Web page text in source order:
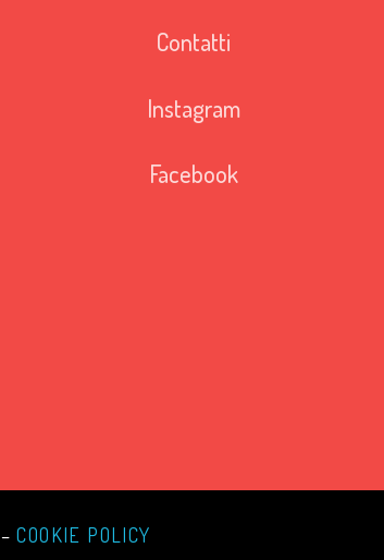
Contatti
Instagram
Facebook
–COOKIE POLICY